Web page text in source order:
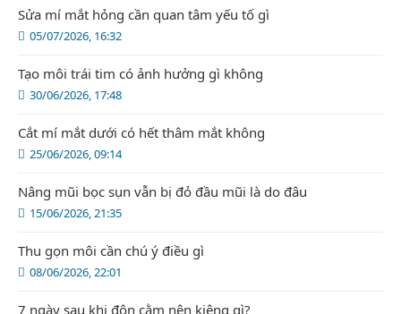
05/07/2026, 16:32
Sửa mí mắt hỏng cần quan tâm yếu tố gì
30/06/2026, 17:48
Tạo môi trái tim có ảnh hưởng gì không
25/06/2026, 09:14
Cắt mí mắt dưới có hết thâm mắt không
15/06/2026, 21:35
Nâng mũi bọc sụn vẫn bị đỏ đầu mũi là do đâu
08/06/2026, 22:01
Thu gọn môi cần chú ý điều gì
7 ngày sau khi độn cằm nên kiêng gì?